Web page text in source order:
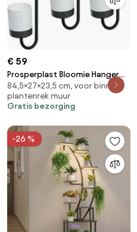
€ 59
Prosperplast Bloomie Hanger
Set - Wandplantenbakken Wit -
3 stuks - 27x23,5x84,5 cm
84,5×27×23,5 cm, voor binnen,
plantenrek muur
Gratis bezorging
-26 %